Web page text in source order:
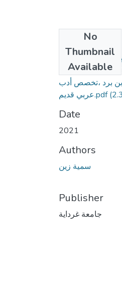
No
Thumbnail
Available
برد ،تخصص أدب
عربي قديم.docx
بن برد ،تخصص أدب
عربي قديم.pdf
Date
2021
Authors
سمية زين
Publisher
جامعة غرداية